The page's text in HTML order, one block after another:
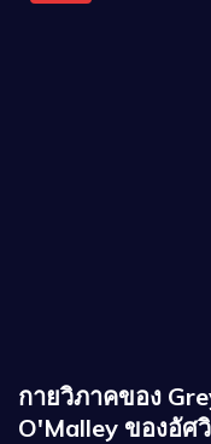
กายวิภาคของ
O'Malley ของอัศ